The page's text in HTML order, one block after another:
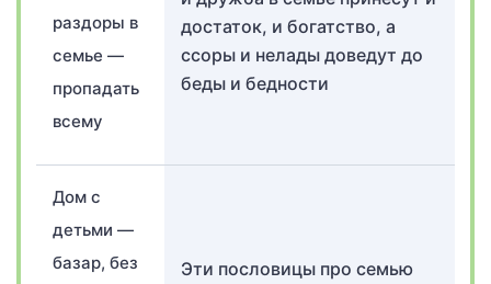
раздоры в
семье —
пропадать
всему
достаток, и богатство, а
ссоры и нелады доведут до
беды и бедности
Дом с
детьми —
базар, без
Эти пословицы про семью